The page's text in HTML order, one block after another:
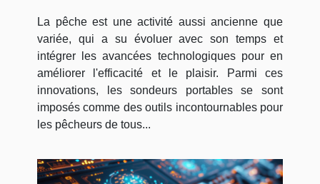
La pêche est une activité aussi ancienne que
variée, qui a su évoluer avec son temps et
intégrer les avancées technologiques pour en
améliorer l'efficacité et le plaisir. Parmi ces
innovations, les sondeurs portables se sont
imposés comme des outils incontournables pour
les pêcheurs de tous...